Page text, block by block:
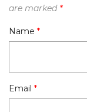
are marked *
Name *
Email *